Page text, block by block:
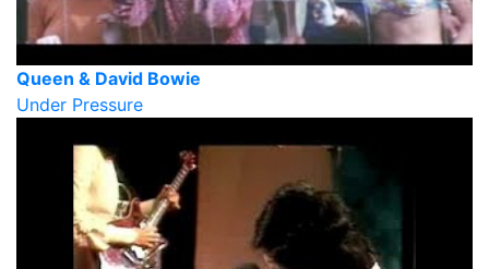
Queen & David Bowie
Under Pressure